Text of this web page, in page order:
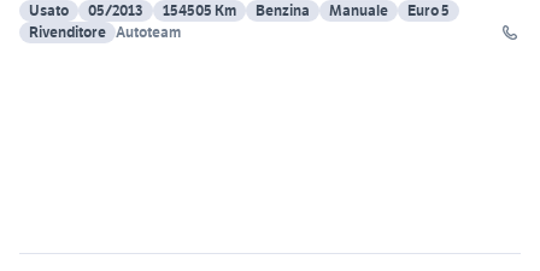
Usato
05/2013 154505 Km Benzina Manuale
Euro 5
Rivenditore Autoteam